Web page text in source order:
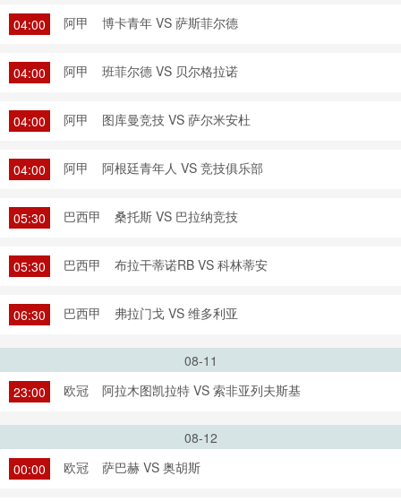
04:00 阿甲 博卡青年 VS 萨斯菲尔德
04:00 阿甲 班菲尔德 VS 贝尔格拉诺
04:00 阿甲 图库曼竞技 VS 萨尔米安杜
04:00 阿甲 阿根廷青年人 VS 竞技俱乐部
05:30 巴西甲 桑托斯 VS 巴拉纳竞技
05:30 巴西甲 布拉干蒂诺RB VS 科林蒂安
06:30 巴西甲 弗拉门戈 VS 维多利亚
08-11
23:00
欧冠 阿拉木图凯拉特 VS 索非亚列夫斯基
08-12
00:00
欧冠 萨巴赫 VS 奥胡斯